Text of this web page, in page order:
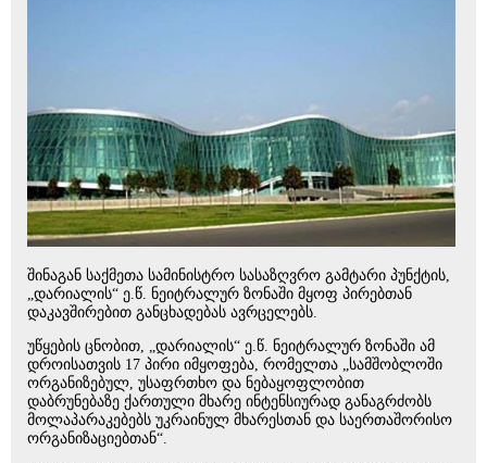
შინაგან საქმეთა სამინისტრო სასაზღვრო გამტარი პუნქტის,
„დარიალის“ ე.წ. ნეიტრალურ ზონაში მყოფ პირებთან
დაკავშირებით განცხადებას ავრცელებს.
უწყების ცნობით, „დარიალის“ ე.წ. ნეიტრალურ ზონაში ამ
დროისათვის 17 პირი იმყოფება, რომელთა „სამშობლოში
ორგანიზებულ, უსაფრთხო და ნებაყოფლობით
დაბრუნებაზე ქართული მხარე ინტენსიურად განაგრძობს
მოლაპარაკებებს უკრაინულ მხარესთან და საერთაშორისო
ორგანიზაციებთან“.